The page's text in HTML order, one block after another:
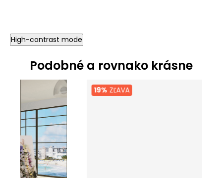
High-contrast mode
Podobné a rovnako krásne
ZĽAVA